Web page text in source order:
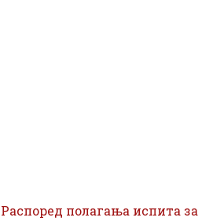
Распоред полагања испита за